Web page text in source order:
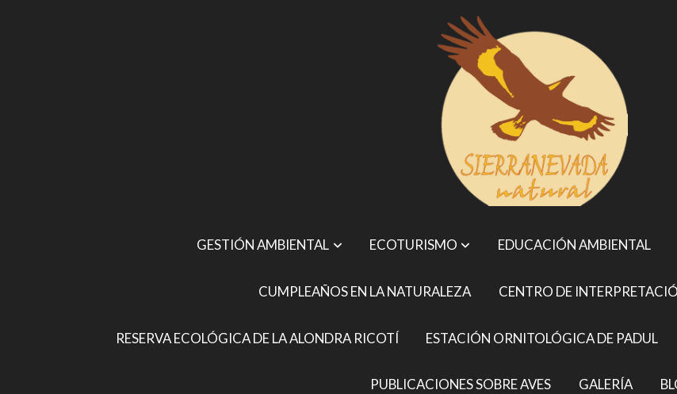
GESTIÓN AMBIENTAL ECOTURISMO EDUCACIÓN AMBIENTAL
CUMPLEAÑOS EN LA NATURALEZA CENTRO DE
RESERVA ECOLÓGICA DE LA ALONDRA RICOTÍ ESTACIÓN ORNITOLÓGICA DE PADUL
PUBLICACIONES SOBRE AVES GALERÍA